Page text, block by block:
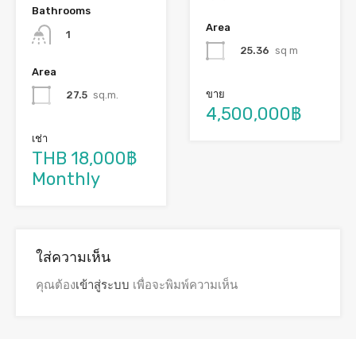
Bathrooms
1
Area
27.5 sq.m.
เช่า
THB 18,000฿
Monthly
Area
25.36 sq m
ขาย
4,500,000฿
ใส่ความเห็น
คุณต้องเข้าสู่ระบบ เพื่อจะพิมพ์ความเห็น